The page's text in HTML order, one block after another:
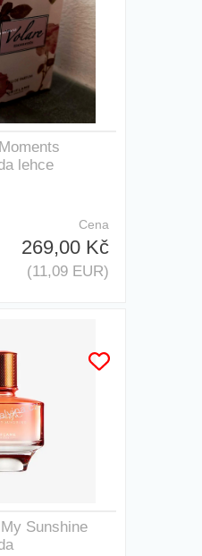
lehce
Cena
269,00 Kč
(11,09 EUR)
Sunshine